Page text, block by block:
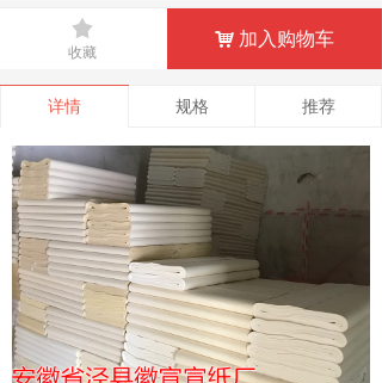
끄
收藏
낙 加入购物车
详情 规格 推荐